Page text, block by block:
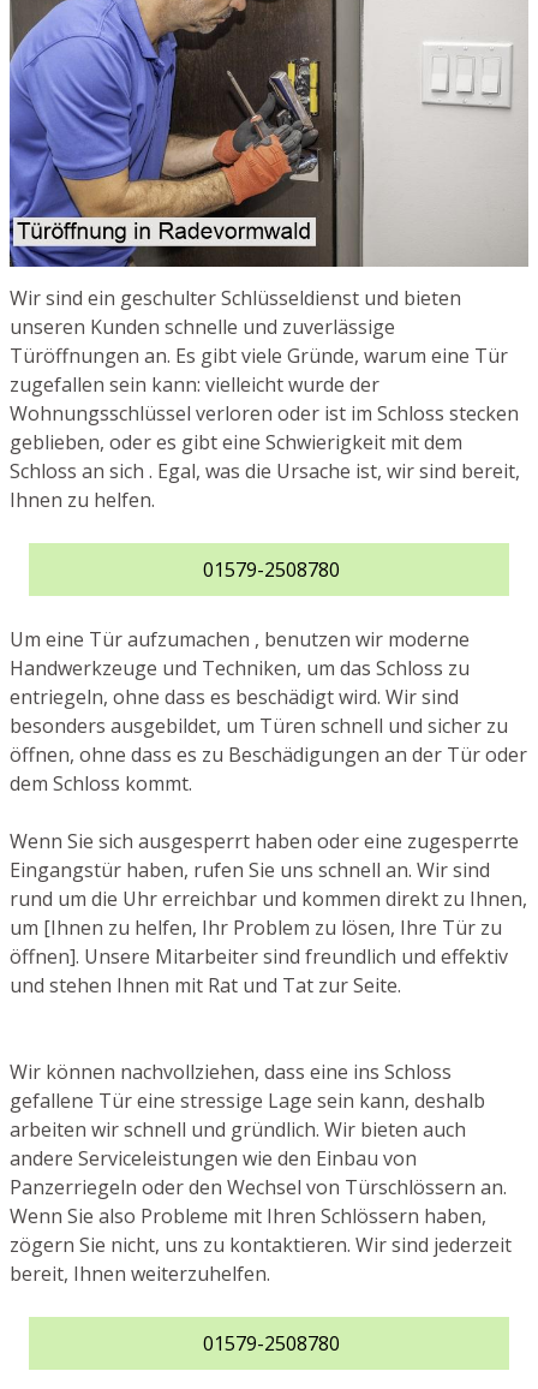
Wir sind ein geschulter Schlüsseldienst und bieten
unseren Kunden schnelle und zuverlässige
Türöffnungen an. Es gibt viele Gründe, warum eine Tür
zugefallen sein kann: vielleicht wurde der
Wohnungsschlüssel verloren oder ist im Schloss stecken
geblieben, oder es gibt eine Schwierigkeit mit dem
Schloss an sich . Egal, was die Ursache ist, wir sind bereit,
Ihnen zu helfen.
01579-2508780
Um eine Tür aufzumachen , benutzen wir moderne
Handwerkzeuge und Techniken, um das Schloss zu
entriegeln, ohne dass es beschädigt wird. Wir sind
besonders ausgebildet, um Türen schnell und sicher zu
öffnen, ohne dass es zu Beschädigungen an der Tür oder
dem Schloss kommt.
Wenn Sie sich ausgesperrt haben oder eine zugesperrte
Eingangstür haben, rufen Sie uns schnell an. Wir sind
rund um die Uhr erreichbar und kommen direkt zu Ihnen,
um [Ihnen zu helfen, Ihr Problem zu lösen, Ihre Tür zu
öffnen]. Unsere Mitarbeiter sind freundlich und effektiv
und stehen Ihnen mit Rat und Tat zur Seite.
Wir können nachvollziehen, dass eine ins Schloss
gefallene Tür eine stressige Lage sein kann, deshalb
arbeiten wir schnell und gründlich. Wir bieten auch
andere Serviceleistungen wie den Einbau von
Panzerriegeln oder den Wechsel von Türschlössern an.
Wenn Sie also Probleme mit Ihren Schlössern haben,
zögern Sie nicht, uns zu kontaktieren. Wir sind jederzeit
bereit, Ihnen weiterzuhelfen.
01579-2508780